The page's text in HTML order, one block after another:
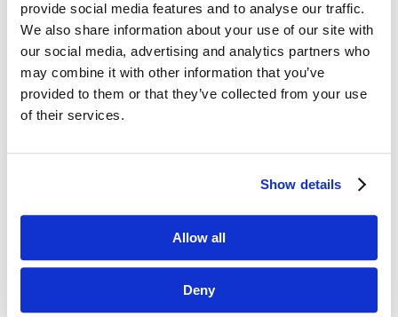
provide social media features and to analyse our traffic.
We also share information about your use of our site with
our social media, advertising and analytics partners who
may combine it with other information that you’ve
provided to them or that they’ve collected from your use
of their services.
Show details
Allow all
Deny

questus
ul. Organizacji WiN 83/7
91-811 Łódź
 601 098 038